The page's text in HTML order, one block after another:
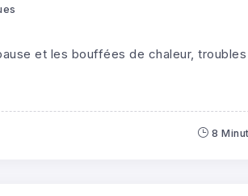
et les bouffées de chaleur,
8